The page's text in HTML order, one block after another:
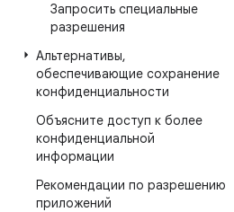
Запросить специальные
разрешения
Альтернативы,
обеспечивающие сохранение
конфиденциальности
Объясните доступ к более
конфиденциальной
информации
Рекомендации по разрешению
приложений